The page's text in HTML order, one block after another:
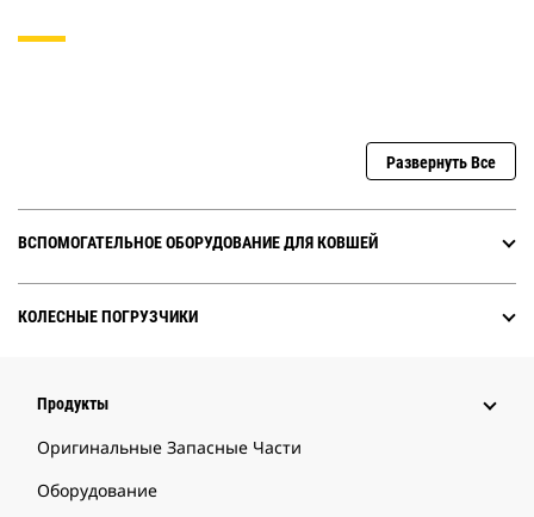
Развернуть Все
ВСПОМОГАТЕЛЬНОЕ ОБОРУДОВАНИЕ ДЛЯ КОВШЕЙ
КОЛЕСНЫЕ ПОГРУЗЧИКИ
Продукты
Оригинальные Запасные Части
Оборудование